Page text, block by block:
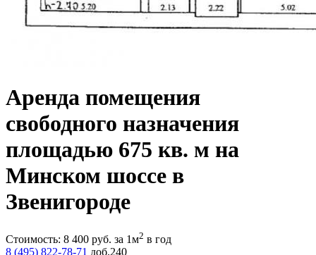
Аренда помещения
свободного назначения
площадью 675 кв. м на
Минском шоссе в
Звенигороде
Стоимость: 8 400 руб. за 1м2 в год
8 (495) 822-78-71 доб.240